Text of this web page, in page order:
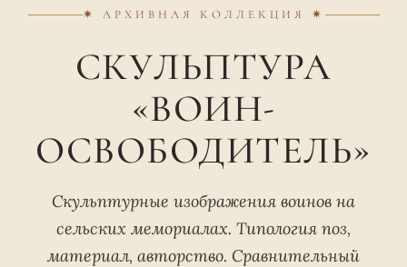
✷ АРХИВНАЯ КОЛЛЕКЦИЯ ✷
СКУЛЬПТУРА
«ВОИН-
ОСВОБОДИТЕЛЬ»
Скульптурные изображения воинов на
сельских мемориалах. Типология поз,
материал, авторство. Сравнительный